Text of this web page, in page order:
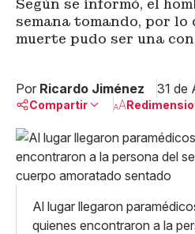
Según se informó, el
semana tomando, por lo
muerte pudo ser una
Por Ricardo Jiménez 31 de
Compartir
Linkedin
X
Whatsapp
Copiar enlace
Pequeño
Al lugar llegaron
quienes encontraron a la